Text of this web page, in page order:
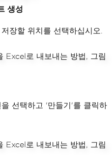
생성
장할 위치를 선택하십시오.
선택하고 '만들기'를 클릭하